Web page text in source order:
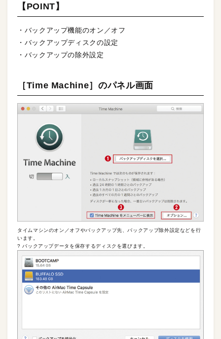
【POINT】
・バックアップ機能のオン／オフ
・バックアップディスクの設定
・バックアップの除外設定
［Time Machine］のパネル画面
タイムマシンのオン／オフやバックアップ先、バックアップ除外設定などを行
います。
? バックアップデータを保存するディスクを選びます。